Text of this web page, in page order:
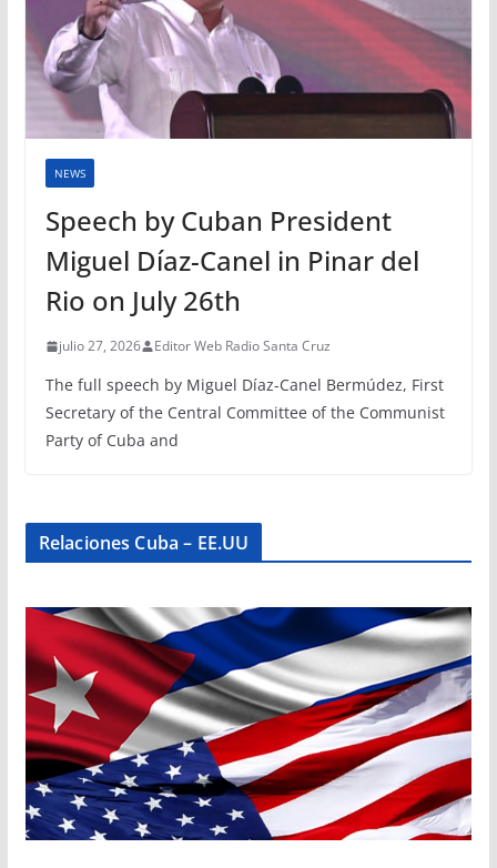
NEWS
Speech by Cuban President
Miguel Díaz-Canel in Pinar del
Rio on July 26th
julio 27, 2026 Editor Web Radio Santa Cruz
The full speech by Miguel Díaz-Canel Bermúdez, First
Secretary of the Central Committee of the Communist
Party of Cuba and
Relaciones Cuba – EE.UU